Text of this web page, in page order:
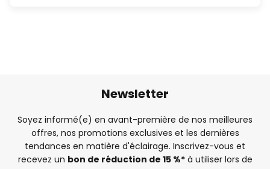
Newsletter
Soyez informé(e) en avant-première de nos meilleures
offres, nos promotions exclusives et les dernières
tendances en matière d'éclairage. Inscrivez-vous et
recevez un bon de réduction de 15 %*à utiliser lors de